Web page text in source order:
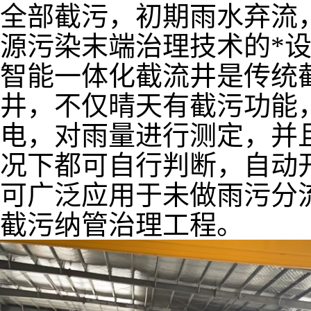
全部截污，初期雨水弃流
源污染末端治理技术的*
智能一体化截流井是传统
井，不仅晴天有截污功
电，对雨量进行测定，
况下都可自行判断，自动
可广泛应用于未做雨污
截污纳管治理工程。